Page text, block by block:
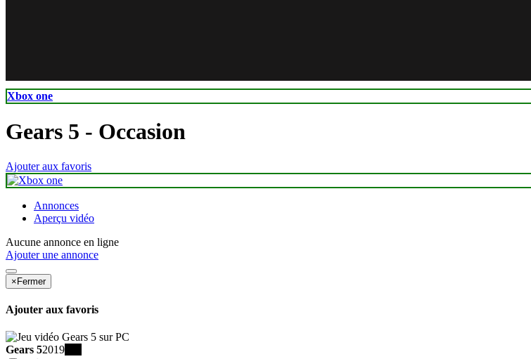
Xbox one
Gears 5 - Occasion
Ajouter aux favoris
Annonces
Aperçu vidéo
Aucune annonce en ligne
Ajouter une annonce
× Fermer
Ajouter aux favoris
Gears 52019